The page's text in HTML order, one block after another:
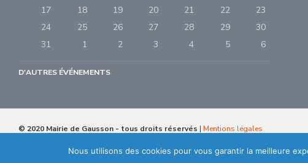
17
18 19 20 21 22
23
24
25 26 27 28 29
30
31
1 2 3 4 5
6
à
l'accueil
D'AUTRES ÉVÉNEMENTS
© 2020 Mairie de Gausson - tous droits réservés | Mentions légales
Nous utilisons des cookies pour vous garantir la meilleure